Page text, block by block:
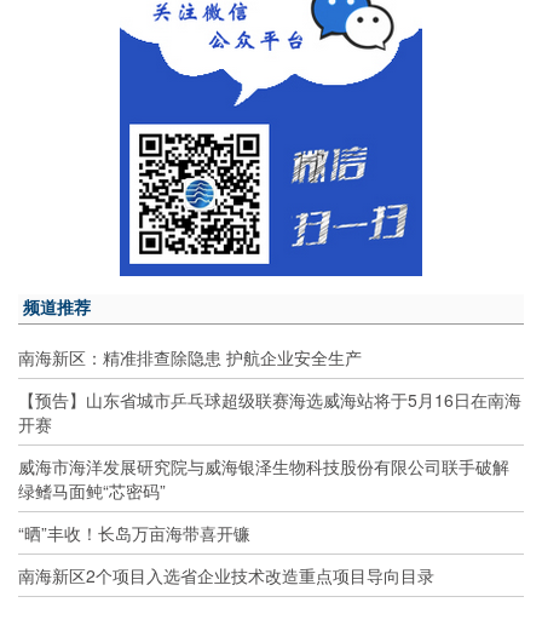
频道推荐
南海新区：精准排查除隐患 护航企业安全生产
【预告】山东省城市乒乓球超级联赛海选威海站将于5月16日在南海
开赛
威海市海洋发展研究院与威海银泽生物科技股份有限公司联手破解
绿鳍马面鲀“芯密码”
“晒”丰收！长岛万亩海带喜开镰
南海新区2个项目入选省企业技术改造重点项目导向目录